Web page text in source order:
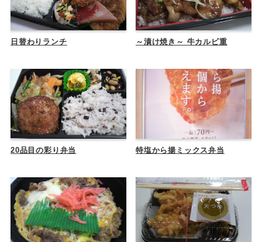
日替わりランチ ～漬け焼き～ 牛カルビ重
20品目の彩り弁当 特塩から揚ミックス弁当